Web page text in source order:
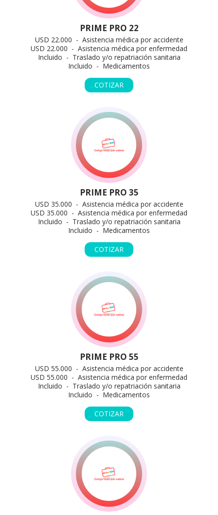
PRIME PRO 22
USD 22.000 - Asistencia médica por accidente
USD 22.000 - Asistencia médica por enfermedad
Incluido - Traslado y/o repatriación sanitaria
Incluido - Medicamentos
COTIZAR
PRIME PRO 35
USD 35.000 - Asistencia médica por accidente
USD 35.000 - Asistencia médica por enfermedad
Incluido - Traslado y/o repatriación sanitaria
Incluido - Medicamentos
COTIZAR
PRIME PRO 55
USD 55.000 - Asistencia médica por accidente
USD 55.000 - Asistencia médica por enfermedad
Incluido - Traslado y/o repatriación sanitaria
Incluido - Medicamentos
COTIZAR